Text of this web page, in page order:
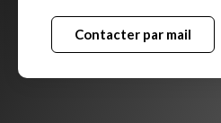
Contacter par mail